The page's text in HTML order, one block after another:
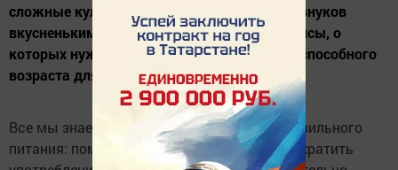
сложные кулинарные изыски и балование внуков
вкусненьким. Однако, здесь есть свои нюансы, о
которых нужно знать людям старше трудоспособного
возраста для того,...
Все мы знаем про основные принципы правильного
питания: поменьше жареного и мучного, сократить